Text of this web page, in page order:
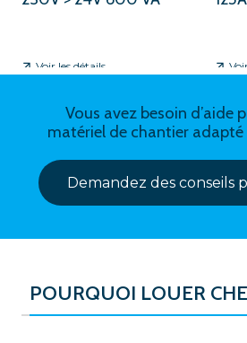
Voir les détails
Vous avez besoin d’aide
matériel de chantier
Demandez des conseils
POURQUOI LOUER